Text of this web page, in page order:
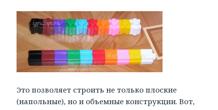
Это позволяет строить не только плоские
(напольные), но и объемные конструкции. Вот,